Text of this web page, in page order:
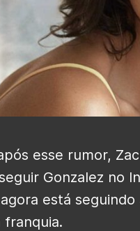
esse rumor,
Gonzalez no
está
franquia.